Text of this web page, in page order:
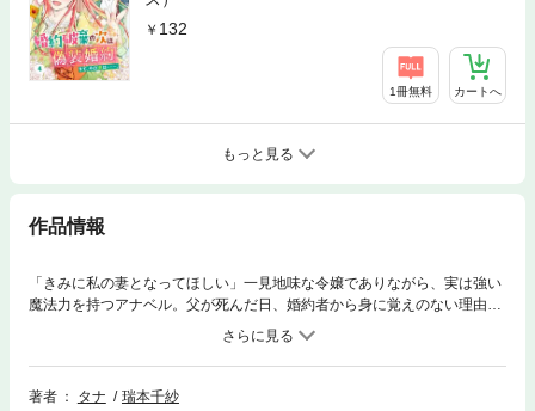
132
1冊無料 カートへ
もっと見る
作品情報
「きみに私の妻となってほしい」一見地味な令嬢でありながら、実は強い
魔法力を持つアナベル。父が死んだ日、婚約者から身に覚えのない理由で
婚約破棄され、その上魔法で解けない死の呪いをかけられてしまう！家を
飛び出し解呪方法を探す中、偶然解呪に必要な「月の欠片」を持つマーヴ
ェリット公爵に出会ったアナベルは、なんと国一番の貴族である公爵に求
められ婚約者になることに?しかし、その裏には彼を取り巻く複雑な事情
著者 タナ
瑞本千紗